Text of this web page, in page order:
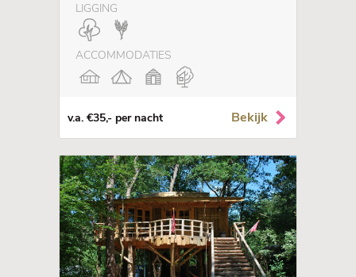
LIGGING
ACCOMMODATIES
v.a. €35,- per nacht Bekijk